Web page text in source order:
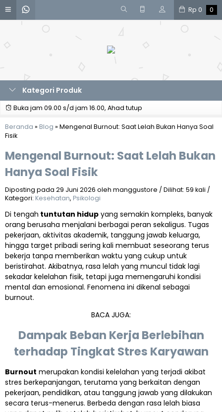
Rp 0 0
Kategori Produk
Buka jam 09.00 s/d jam 16.00, Ahad tutup
Beranda » Blog » Mengenal Burnout: Saat Lelah Bukan Hanya Soal
Fisik
Mengenal Burnout: Saat Lelah Bukan
Hanya Soal Fisik
Diposting pada 29 Juni 2026 oleh manggustore / Dilihat: 59 kali /
Kategori: Kesehatan, Psikologi
Di tengah tuntutan hidup yang semakin kompleks, banyak
orang berusaha menjalani berbagai peran sekaligus. Tugas
pekerjaan, aktivitas akademik, tanggung jawab keluarga,
hingga target pribadi sering kali membuat seseorang terus
bekerja tanpa memberikan waktu yang cukup untuk
beristirahat. Akibatnya, rasa lelah yang muncul tidak lagi
sekadar kelelahan fisik, tetapi juga memengaruhi kondisi
mental dan emosional. Fenomena ini dikenal sebagai
burnout.
BACA JUGA:
Dampak Beban Kerja Berlebihan
terhadap Tingkat Stres Karyawan
Burnout merupakan kondisi kelelahan yang terjadi akibat
stres berkepanjangan, terutama yang berkaitan dengan
pekerjaan, pendidikan, atau tanggung jawab yang dilakukan
secara terus-menerus. Berbeda dengan rasa lelah biasa